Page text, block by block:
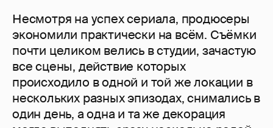
Несмотря на успех сериала, продюсеры
экономили практически на всём. Съёмки
почти целиком велись в студии, зачастую
все сцены, действие которых
происходило в одной и той же локации в
нескольких разных эпизодах, снимались в
один день, а одна и та же декорация